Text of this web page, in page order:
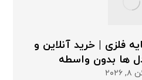
فلزی | خرید آنلاین و
ها بدون واسطه